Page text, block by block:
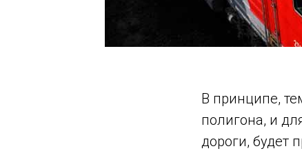
В принципе,
полигона, и
дороги, будет